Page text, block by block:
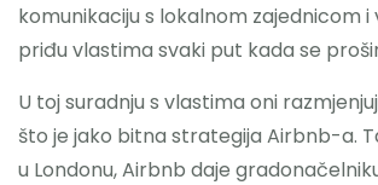
komunikaciju s lokalnom zajednicom i
priđu vlastima svaki put kada se
U toj suradnju s vlastima oni
što je jako bitna strategija Airbnb-a.
u Londonu, Airbnb daje